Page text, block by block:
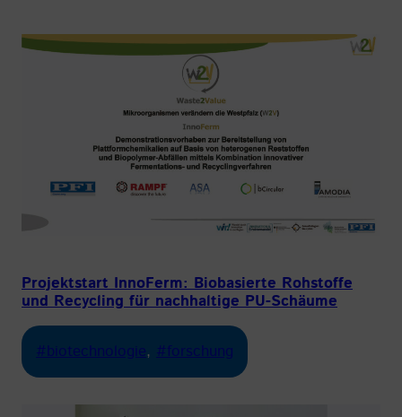
Projektstart InnoFerm: Biobasierte Rohstoffe
und Recycling für nachhaltige PU-Schäume
#biotechnologie, #forschung